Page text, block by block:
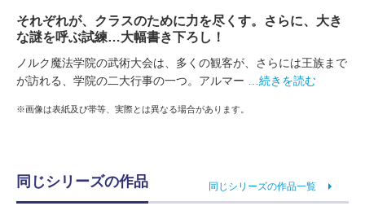
それぞれが、クラスのために力を尽くす。さらに、大き
な謎を呼ぶ試練…大幅書き下ろし！
ノルク魔法学院の武術大会は、多くの観客が、さらには王族まで
が訪れる、学院の二大行事の一つ。アルマー
…続きを読む
※画像は表紙及び帯等、実際とは異なる場合があります。
同じシリーズの作品 同じシリーズの作品一覧